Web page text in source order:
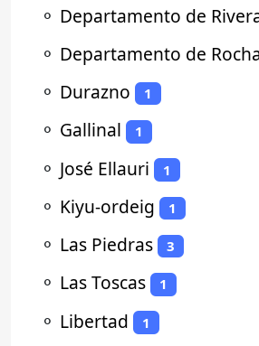
⚬ Departamento de
⚬ Departamento de
⚬ Durazno 1
⚬ Gallinal 1
⚬ José Ellauri 1
⚬ Kiyu-ordeig 1
⚬ Las Piedras 3
⚬ Las Toscas 1
⚬ Libertad 1